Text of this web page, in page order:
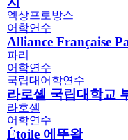
엑상프로방스
어학연수
Alliance Française
파리
어학연수
국립대어학연수
라로셸 국립대학교
라호셀
어학연수
Étoile 에뚜왈